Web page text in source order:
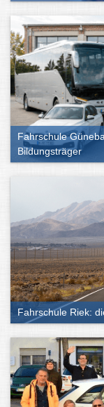
Fahrschule
Bildungsträger
Fahrschule Riek: